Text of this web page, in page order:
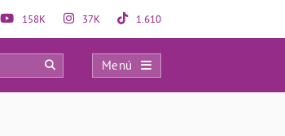
158K 37K 1.610
Menú